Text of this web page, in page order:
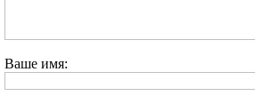
Ваше имя: